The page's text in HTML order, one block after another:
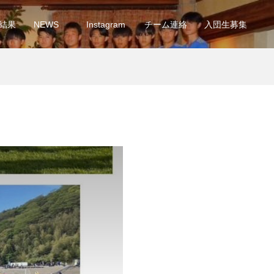
果 NEWS Instagram チーム連絡 入団生募集